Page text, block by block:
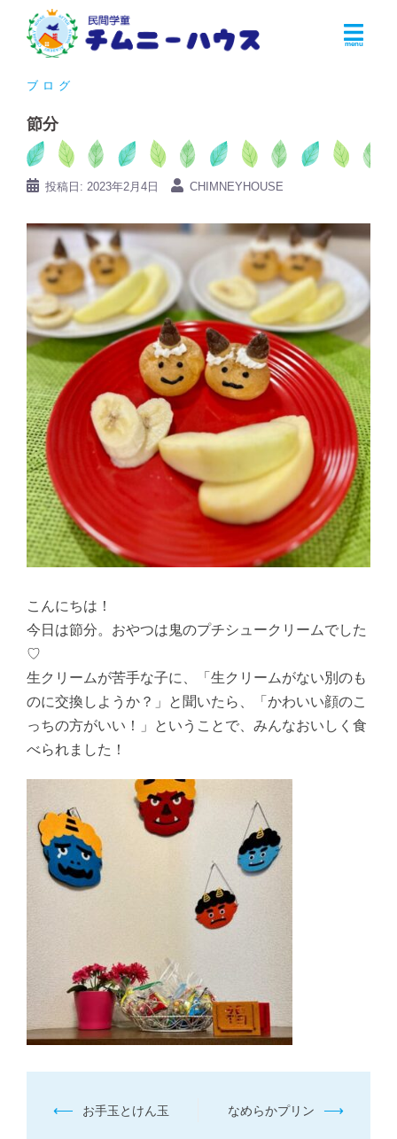
ブログ
節分
投稿日: 2023年2月4日 CHIMNEYHOUSE
こんにちは！
今日は節分。おやつは鬼のプチシュークリームでした
♡
生クリームが苦手な子に、「生クリームがない別のも
のに交換しようか？」と聞いたら、「かわいい顔のこ
っちの方がいい！」ということで、みんなおいしく食
べられました！
投
⟵ お手玉とけん玉 なめらかプリン ⟶